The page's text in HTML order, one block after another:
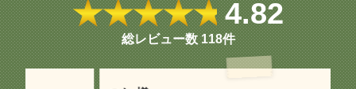
総レビュー数118件